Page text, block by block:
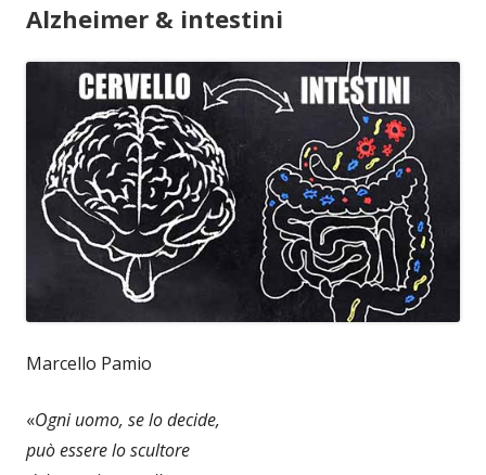
Alzheimer & intestini
Marcello Pamio
«Ogni uomo, se lo decide,
può essere lo scultore